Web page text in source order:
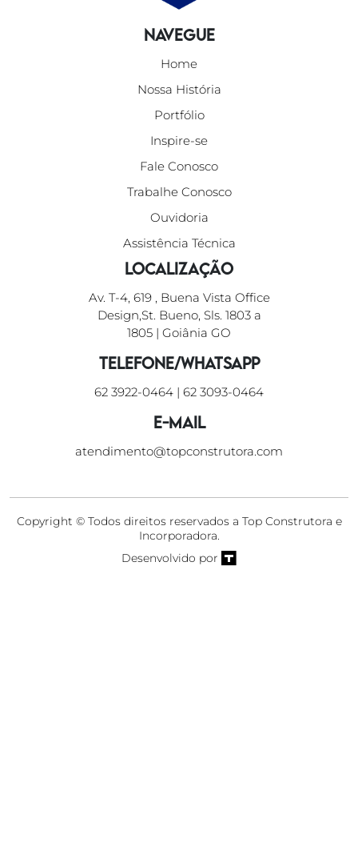
Navegue
Home
Nossa História
Portfólio
Inspire-se
Fale Conosco
Trabalhe Conosco
Ouvidoria
Assistência Técnica
Localização
Av. T-4, 619 , Buena Vista Office
Design,St. Bueno, Sls. 1803 a
1805 | Goiânia GO
Telefone/WhatsApp
62 3922-0464 | 62 3093-0464
E-mail
atendimento@topconstrutora.com
Copyright © Todos direitos reservados a Top Construtora e
Incorporadora.
Desenvolvido por